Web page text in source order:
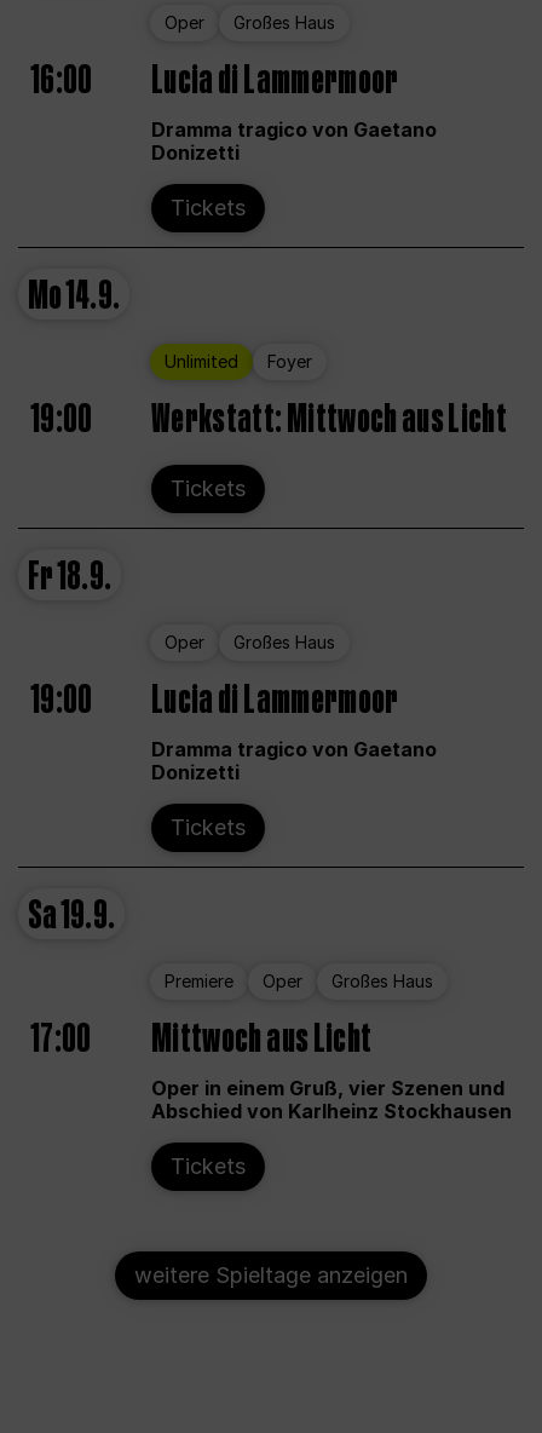
Oper Großes Haus
16:00 Lucia di Lammermoor
Dramma tragico von Gaetano
Donizetti
Tickets
Mo14.9.
Unlimited Foyer
19:00 Werkstatt: Mittwoch aus Licht
Tickets
Fr18.9.
Oper Großes Haus
19:00 Lucia di Lammermoor
Dramma tragico von Gaetano
Donizetti
Tickets
Sa19.9.
Premiere Oper Großes Haus
17:00 Mittwoch aus Licht
Oper in einem Gruß, vier Szenen und
Abschied von Karlheinz Stockhausen
Tickets
weitere Spieltage anzeigen